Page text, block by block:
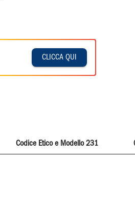
CLICCA QUI
Codice Etico e Modello 231